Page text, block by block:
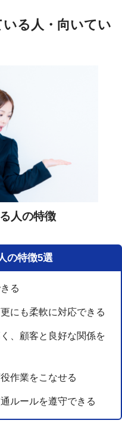
いる人・向いてい
人の特徴
の特徴5選
る
にも柔軟に対応できる
、顧客と良好な関係を
作業をこなせる
ルールを遵守できる